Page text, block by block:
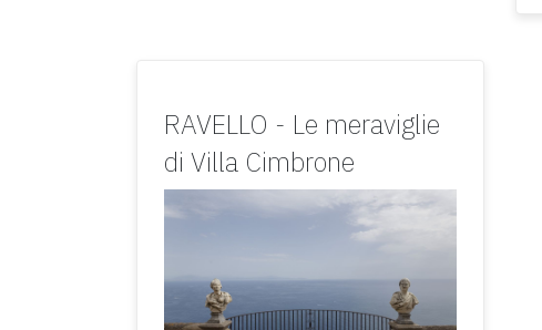
RAVELLO - Le meraviglie
di Villa Cimbrone